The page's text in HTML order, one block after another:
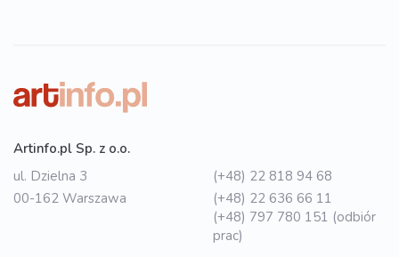
Artinfo.pl Sp. z o.o.
ul. Dzielna 3
00-162 Warszawa
(+48) 22 818 94 68
(+48) 22 636 66 11
(+48) 797 780 151 (odbiór
prac)